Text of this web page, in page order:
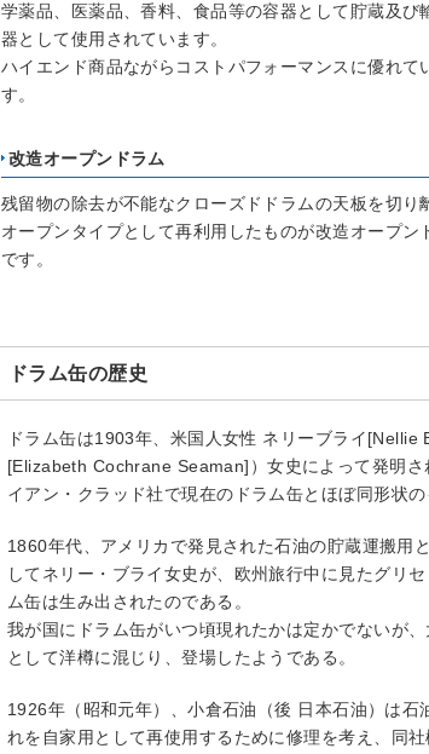
学薬品、医薬品、香料、食品等の容器として貯蔵及び
器として使用されています。
ハイエンド商品ながらコストパフォーマンスに優れて
す。
改造オープンドラム
残留物の除去が不能なクローズドドラムの天板を切り
オープンタイプとして再利用したものが改造オープン
です。
ドラム缶の歴史
ドラム缶は1903年、米国人女性 ネリーブライ
[Elizabeth Cochrane Seaman]）女史によって発明
イアン・クラッド社で現在のドラム缶とほぼ同形状
1860年代、アメリカで発見された石油の貯蔵運搬用
してネリー・ブライ女史が、欧州旅行中に見たグリ
ム缶は生み出されたのである。
我が国にドラム缶がいつ頃現れたかは定かでないが
として洋樽に混じり、登場したようである。
1926年（昭和元年）、小倉石油（後 日本石油）は石
れを自家用として再使用するために修理を考え、同